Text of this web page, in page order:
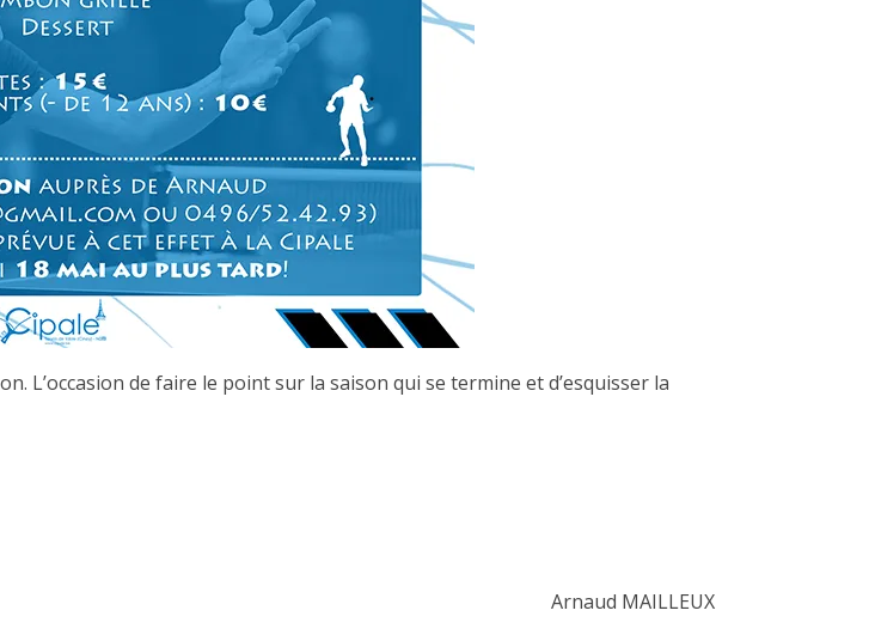
L’occasion de faire le point sur la saison qui se termine et d’esquisser la
Arnaud MAILLEUX